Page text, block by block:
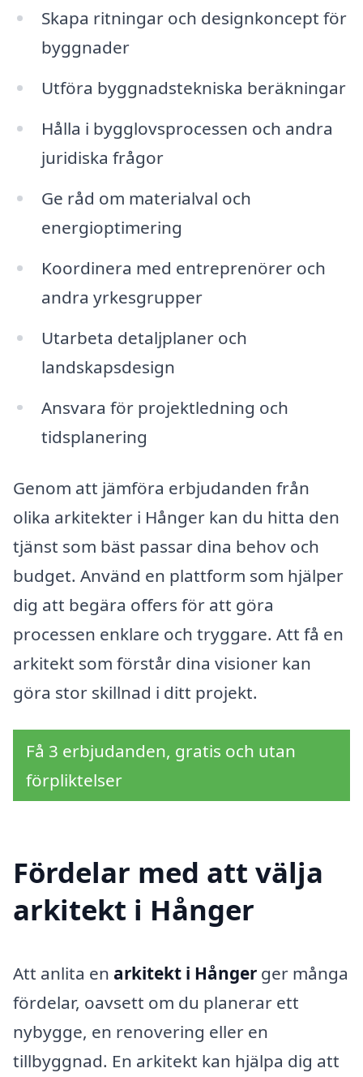
Skapa ritningar och designkoncept för
byggnader
Utföra byggnadstekniska beräkningar
Hålla i bygglovsprocessen och andra
juridiska frågor
Ge råd om materialval och
energioptimering
Koordinera med entreprenörer och
andra yrkesgrupper
Utarbeta detaljplaner och
landskapsdesign
Ansvara för projektledning och
tidsplanering
Genom att jämföra erbjudanden från
olika arkitekter i Hånger kan du hitta den
tjänst som bäst passar dina behov och
budget. Använd en plattform som hjälper
dig att begära offers för att göra
processen enklare och tryggare. Att få en
arkitekt som förstår dina visioner kan
göra stor skillnad i ditt projekt.
Få 3 erbjudanden, gratis och utan
förpliktelser
Fördelar med att välja
arkitekt i Hånger
Att anlita en arkitekt i Hånger ger många
fördelar, oavsett om du planerar ett
nybygge, en renovering eller en
tillbyggnad. En arkitekt kan hjälpa dig att